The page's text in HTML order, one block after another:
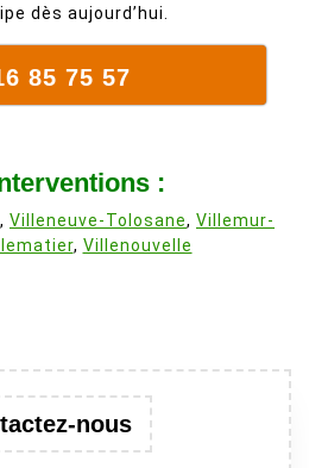
dès aujourd’hui.
85 75 57
:
, Villeneuve-Tolosane, Villemur-
, Villenouvelle
nous